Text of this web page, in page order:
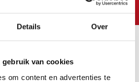
Details Over
gebruik van cookies
om content en advertenties te
Op werkdagen vóór
vragen (FAQ)